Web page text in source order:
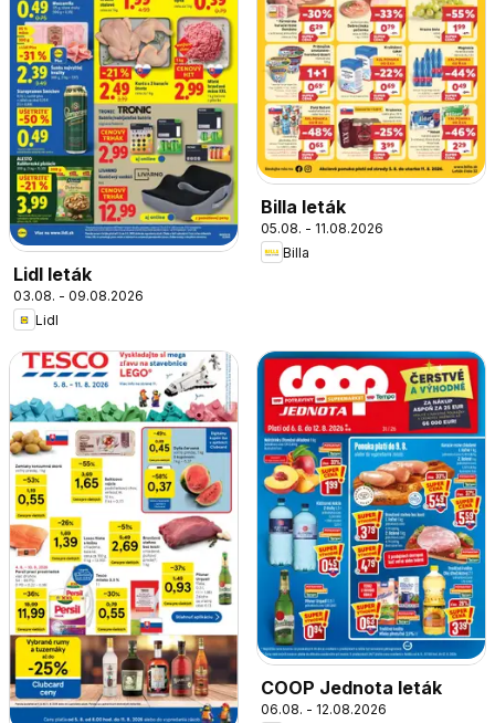
Lidl leták
03.08. - 09.08.2026
Lidl
Billa leták
05.08. - 11.08.2026
Billa
COOP Jednota leták
06.08. - 12.08.2026